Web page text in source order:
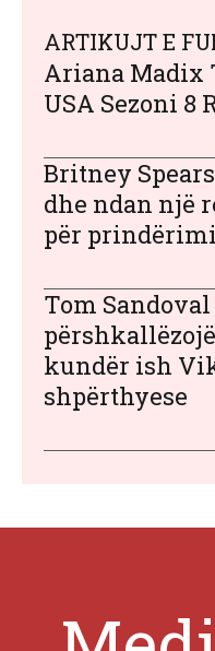
ARTIKUJT E
Ariana Madix
USA Sezoni 8
Britney
dhe ndan një
për
Tom Sandoval
kundër ish
shpërthyese